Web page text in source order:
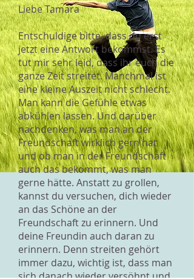
Liebe Tamara
Entschuldige bitte, dass du erst
jetzt eine Antwort bekommst. Es
tut mir sehr leid, dass ihr euch die
ganze Zeit streitet. Manchmal ist
eine kleine Auszeit nicht schlecht.
Man kann die Gefühle etwas
abkühlen lassen. Und darüber
nachdenken, was man an der
Freundschaft wirklich gern hat
und ob man in der Freundschaft
auch das bekommt, was man
gerne hätte. Anstatt zu grollen,
kannst du versuchen, dich wieder
an das Schöne an der
Freundschaft zu erinnern. Und
deine Freundin auch daran zu
erinnern. Denn streiten gehört
immer dazu, wichtig ist, dass man
sich danach wieder versöhnt und